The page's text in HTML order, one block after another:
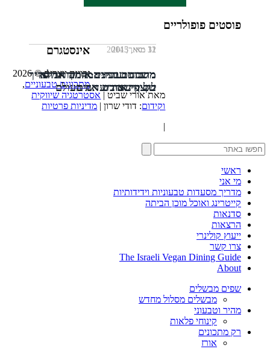
פוסטים פופולריים
11 מאי, 2013
מתכונים זריזים: המבורגר פריך
של קינואה ועדשים
12 ינואר, 2014
משתה טבעוני: אותה אדורה
בשינוי אדרת
31 מאי, 2015
מרנג טבעוני: המדריך המלא
לקצף שכובש את העולם
אינסטגרם
זכויות יוצרים © 2026
מתכונים טבעוניים,
מאת אורי שביט | אסטרטגיה שיווקית
וקידום: דודי שרון | מדיניות פרטיות
|
ראשי
מי אני
מדריך מסעדות טבעוניות וידידותיות
קייטרינג ואוכל מוכן הביתה
סדנאות
הרצאות
ייעוץ קולינרי
צרו קשר
The Israeli Vegan Dining Guide
About
שפים מבשלים
מבשלים מסלול מחדש
מהיר וטבעוני
קינוחי פלאות
רק מתכונים
אורז